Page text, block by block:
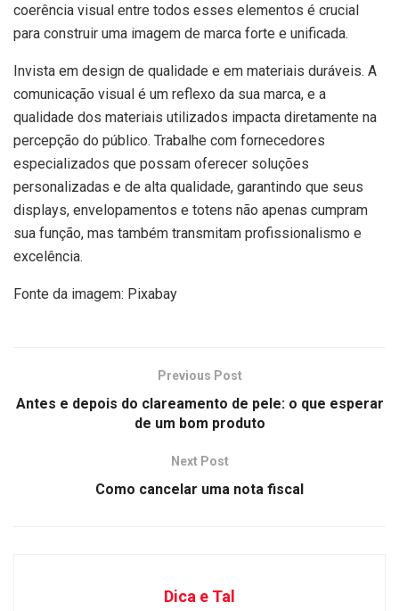
coerência visual entre todos esses elementos é crucial
para construir uma imagem de marca forte e unificada.
Invista em design de qualidade e em materiais duráveis. A
comunicação visual é um reflexo da sua marca, e a
qualidade dos materiais utilizados impacta diretamente na
percepção do público. Trabalhe com fornecedores
especializados que possam oferecer soluções
personalizadas e de alta qualidade, garantindo que seus
displays, envelopamentos e totens não apenas cumpram
sua função, mas também transmitam profissionalismo e
excelência.
Fonte da imagem: Pixabay
Previous Post
Antes e depois do clareamento de pele: o que esperar
de um bom produto
Next Post
Como cancelar uma nota fiscal
Dica e Tal